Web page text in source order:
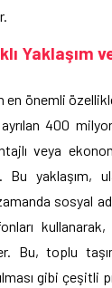
Yaklaşım
en önemli
400
veya
Bu yaklaşım,
zamanda
Bu, toplu
gibi çeşitli